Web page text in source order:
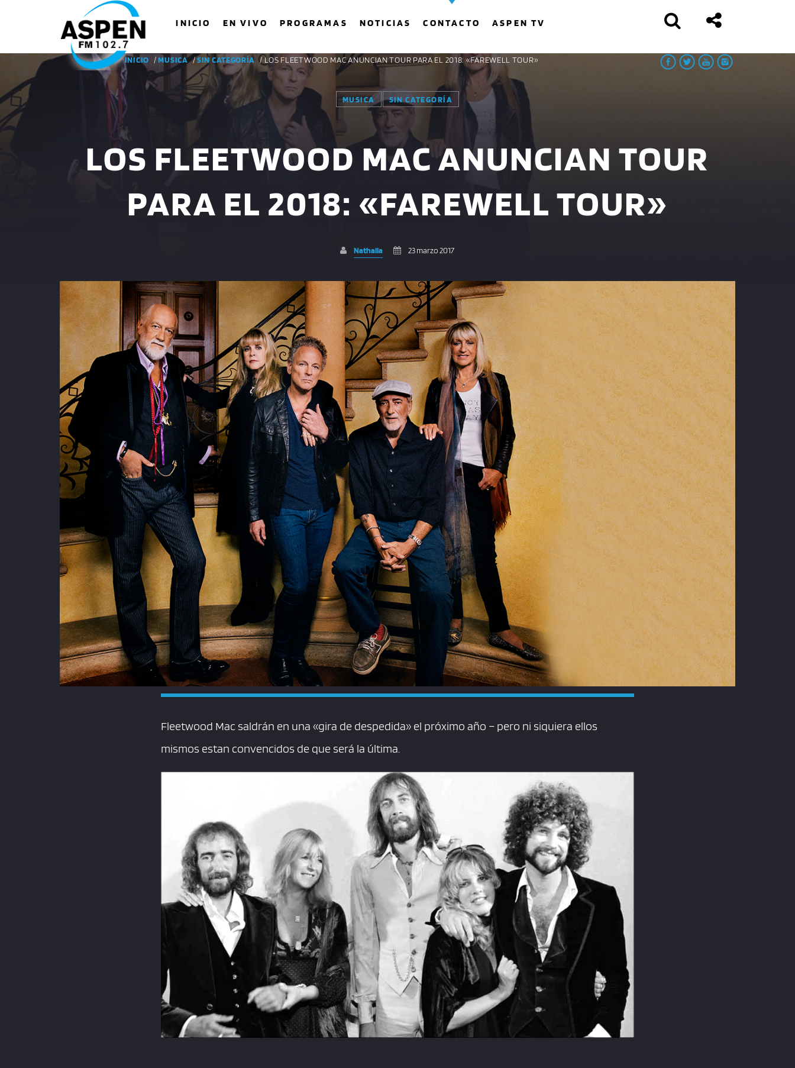
INICIO EN VIVO PROGRAMAS NOTICIAS CONTACTO ASPEN TV
BUSCAR EN EL SITIO:
COMPARTE ESTA PÁGINA EN:
INICIO /MUSICA /SIN CATEGORÍA / LOS FLEETWOOD MAC ANUNCIAN TOUR PARA EL 2018: «FAREWELL TOUR»
MUSICA SIN CATEGORÍA
LOS FLEETWOOD MAC ANUNCIAN TOUR
PARA EL 2018: «FAREWELL TOUR»
Nathalia 23 marzo 2017
Fleetwood Mac saldrán en una «gira de despedida» el próximo año – pero ni siquiera ellos
mismos estan convencidos de que será la última.